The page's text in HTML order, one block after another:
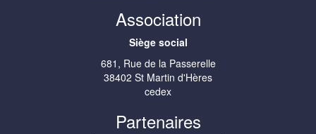
Association
Siège social
681, Rue de la Passerelle
38402 St Martin d'Hères
cedex
Partenaires